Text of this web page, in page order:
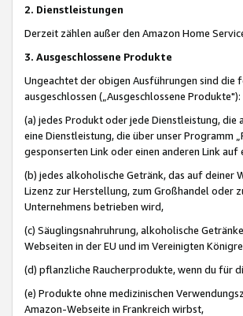
2. Dienstleistungen
Derzeit zählen außer den Amazon Home
3. Ausgeschlossene Produkte
Ungeachtet der obigen Ausführungen sind
ausgeschlossen („Ausgeschlossene Produkte"):
(a) jedes Produkt oder jede Dienstleistung,
eine Dienstleistung, die über unser Programm
gesponserten Link oder einen anderen Link
(b) jedes alkoholische Getränk, das auf deiner
Lizenz zur Herstellung, zum Großhandel oder
Unternehmens betrieben wird,
(c) Säuglingsnahruhrung, alkoholische
Webseiten in der EU und im Vereinigten
(d) pflanzliche Raucherprodukte, wenn du für
(e) Produkte ohne medizinischen
Amazon-Webseite in Frankreich wirbst,